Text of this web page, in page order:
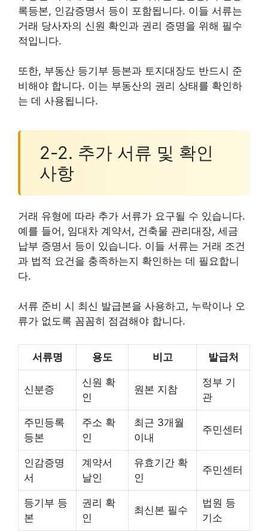
록등본, 인감증명서 등이 포함됩니다. 이들 서류는
거래 당사자의 신원 확인과 권리 증명을 위해 필수
적입니다.
또한, 부동산 등기부 등본과 토지대장도 반드시 준
비해야 합니다. 이는 부동산의 권리 상태를 확인하
는 데 사용됩니다.
2-2. 추가 서류 및 확인
사항
거래 유형에 따라 추가 서류가 요구될 수 있습니다.
예를 들어, 임대차 계약서, 건축물 관리대장, 세금
납부 증명서 등이 있습니다. 이들 서류는 거래 조건
과 법적 요건을 충족하는지 확인하는 데 필요합니
다.
서류 준비 시 최신 발급본을 사용하고, 누락이나 오
류가 없도록 꼼꼼히 점검해야 합니다.
서류명 용도 비고 발급처
신분증
신원 확
인
원본 지참
정부 기
관
주민등록
등본
주소 확
인
최근 3개월
이내
주민센터
인감증명
서
계약서
날인
유효기간 확
인
주민센터
등기부 등
본
권리 확
인
최신본 필수
법원 등
기소